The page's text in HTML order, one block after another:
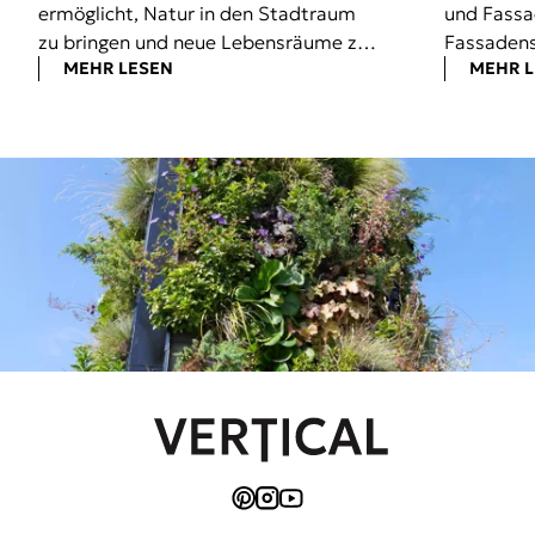
ermöglicht, Natur in den Stadtraum
zu bringen und neue Lebensräume zu
schaffen.
MEHR LESEN
und
MEHR